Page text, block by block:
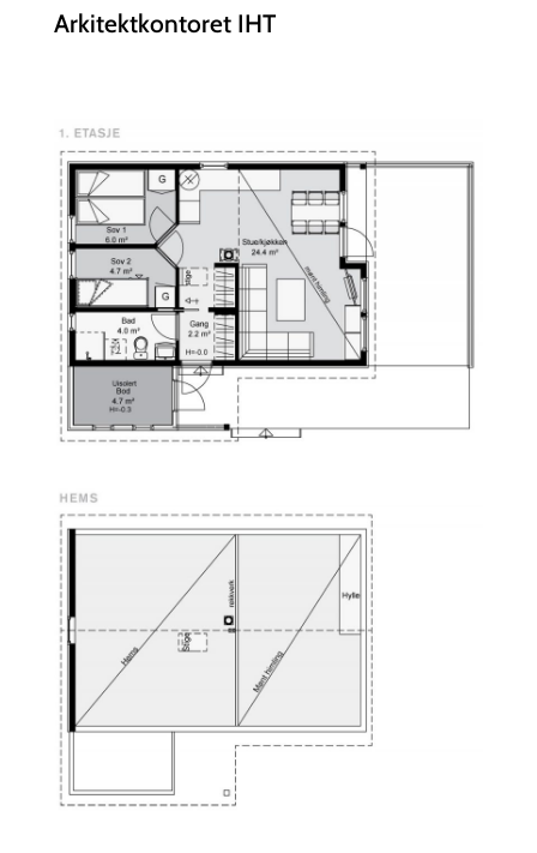
Arkitektkontoret IHT